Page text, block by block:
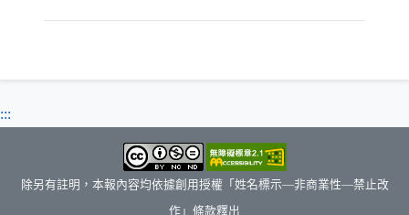
:::
除另有註明，本報內容均依據創用授權「姓名標示—非商業性—禁止改
作」條款釋出